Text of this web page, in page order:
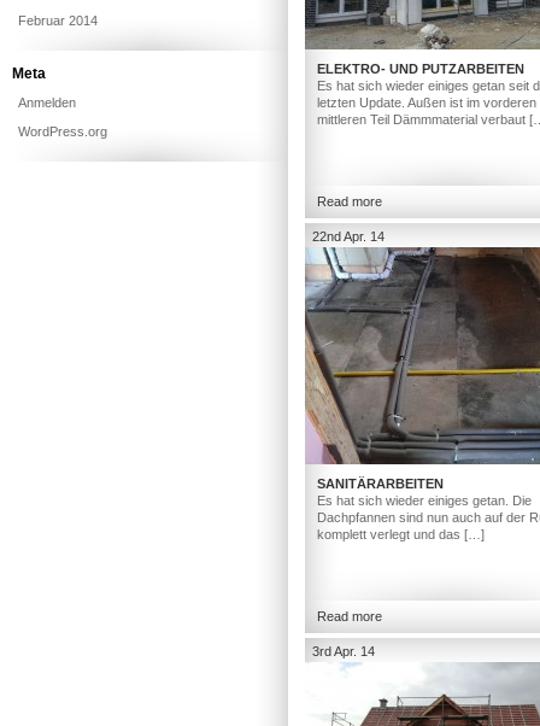
ELEKTRO- UND PUTZARBEITEN
Es hat sich wieder einiges getan seit
letzten Update. Außen ist im vorderen
mittleren Teil Dämmmaterial verbaut
Read more
22nd Apr. 14
SANITÄRARBEITEN
Es hat sich wieder einiges getan. Die
Dachpfannen sind nun auch auf der
komplett verlegt und das […]
Read more
3rd Apr. 14
Februar 2014
Meta
Anmelden
WordPress.org